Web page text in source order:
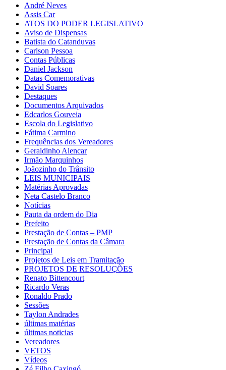
André Neves
Assis Car
ATOS DO PODER LEGISLATIVO
Aviso de Dispensas
Batista do Catanduvas
Carlson Pessoa
Contas Públicas
Daniel Jackson
Datas Comemorativas
David Soares
Destaques
Documentos Arquivados
Edcarlos Gouveia
Escola do Legislativo
Fátima Carmino
Frequências dos Vereadores
Geraldinho Alencar
Irmão Marquinhos
Joãozinho do Trânsito
LEIS MUNICIPAIS
Matérias Aprovadas
Neta Castelo Branco
Notícias
Pauta da ordem do Dia
Prefeito
Prestação de Contas – PMP
Prestação de Contas da Câmara
Principal
Projetos de Leis em Tramitação
PROJETOS DE RESOLUÇÕES
Renato Bittencourt
Ricardo Veras
Ronaldo Prado
Sessões
Taylon Andrades
últimas matérias
últimas noticias
Vereadores
VETOS
Vídeos